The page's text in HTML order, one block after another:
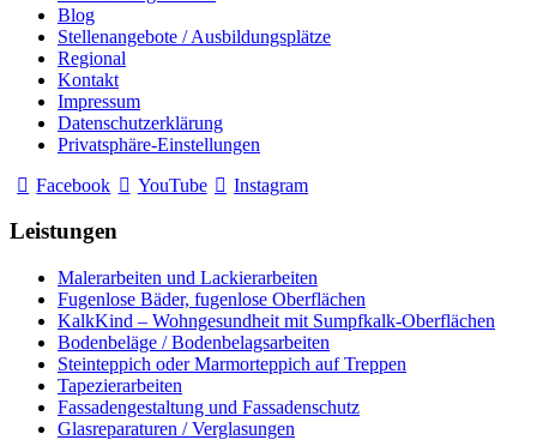
Blog
Stellenangebote / Ausbildungsplätze
Regional
Kontakt
Impressum
Datenschutzerklärung
Privatsphäre-Einstellungen
Facebook
YouTube Instagram
Leistungen
Malerarbeiten und Lackierarbeiten
Fugenlose Bäder, fugenlose Oberflächen
KalkKind – Wohngesundheit mit Sumpfkalk-Oberflächen
Bodenbeläge / Bodenbelagsarbeiten
Steinteppich oder Marmorteppich auf Treppen
Tapezierarbeiten
Fassadengestaltung und Fassadenschutz
Glasreparaturen / Verglasungen